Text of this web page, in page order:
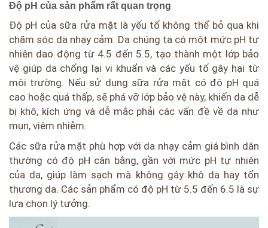
Độ pH của sản phẩm rất quan trọng
Độ pH của sữa rửa mặt là yếu tố không thể bỏ qua khi
chăm sóc da nhạy cảm. Da chúng ta có một mức pH tự
nhiên dao động từ 4.5 đến 5.5, tạo thành một lớp bảo
vệ giúp da chống lại vi khuẩn và các yếu tố gây hại từ
môi trường. Nếu sử dụng sữa rửa mặt có độ pH quá
cao hoặc quá thấp, sẽ phá vỡ lớp bảo vệ này, khiến da dễ
bị khô, kích ứng và dễ mắc phải các vấn đề về da như
mụn, viêm nhiễm.
Các sữa rửa mặt phù hợp với da nhạy cảm giá bình dân
thường có độ pH cân bằng, gần với mức pH tự nhiên
của da, giúp làm sạch mà không gây khô da hay tổn
thương da. Các sản phẩm có độ pH từ 5.5 đến 6.5 là sự
lựa chọn lý tưởng.